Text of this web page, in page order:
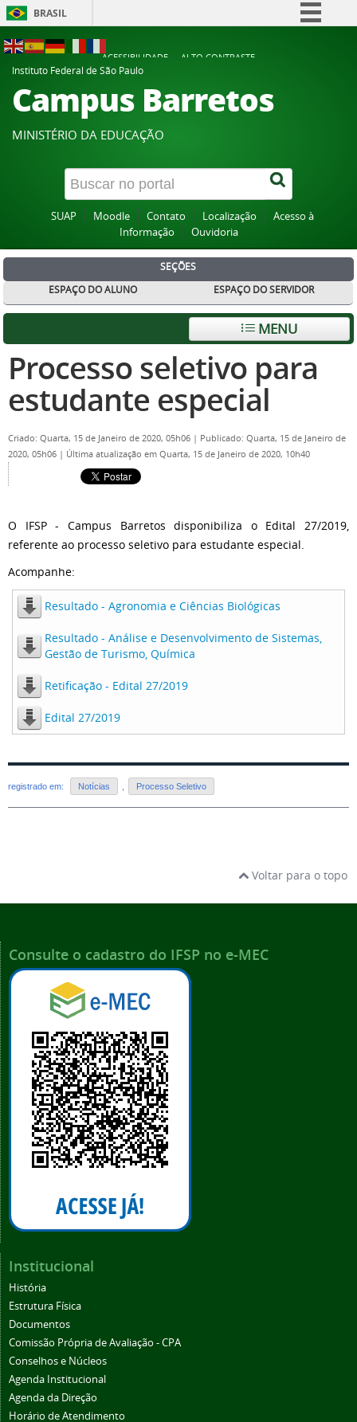
BRASIL
Participe
Acesso à informação
Canais
ACESSIBILIDADE
ALTO CONTRASTE
Instituto Federal de São Paulo
Campus Barretos
MINISTÉRIO DA EDUCAÇÃO
SUAP Moodle Contato Localização
Acesso à
Informação
Ouvidoria
SEÇÕES
ESPAÇO DO ALUNO
ESPAÇO DO SERVIDOR
MENU
Processo seletivo para
estudante especial
Criado: Quarta, 15 de Janeiro de 2020, 05h06 | Publicado: Quarta, 15 de Janeiro de
2020, 05h06 | Última atualização em Quarta, 15 de Janeiro de 2020, 10h40
O IFSP - Campus Barretos disponibiliza o Edital 27/2019,
referente ao processo seletivo para estudante especial.
Acompanhe:
Resultado - Agronomia e Ciências Biológicas
Resultado - Análise e Desenvolvimento de Sistemas,
Gestão de Turismo, Química
Retificação - Edital 27/2019
Edital 27/2019
registrado em: Notícias Processo Seletivo
Voltar para o topo
Consulte o cadastro do IFSP no e-MEC
Institucional
História
Estrutura Física
Documentos
Comissão Própria de Avaliação - CPA
Conselhos e Núcleos
Agenda Institucional
Agenda da Direção
Horário de Atendimento